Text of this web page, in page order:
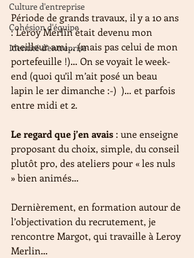
Culture d'entreprise
Cohésion d'équipe
Identité d'entreprise
Période de grands travaux, il y a 10 ans
: Leroy Merlin était devenu mon
meilleur ami… (mais pas celui de mon
portefeuille !)… On se voyait le week-
end (quoi qu’il m’ait posé un beau
lapin le 1er dimanche :-)  )… et parfois
entre midi et 2.
Le regard que j’en avais : une enseigne
proposant du choix, simple, du conseil
plutôt pro, des ateliers pour « les nuls
» bien animés…
Dernièrement, en formation autour de
l’objectivation du recrutement, je
rencontre Margot, qui travaille à Leroy
Merlin…